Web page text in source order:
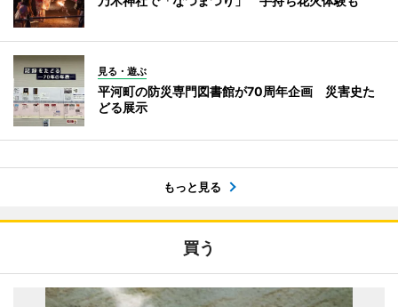
見る・遊ぶ
平河町の防災専門図書館が70周年企画 災害史た
どる展示
もっと見る
買う